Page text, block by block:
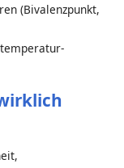
(Bivalenzpunkt,